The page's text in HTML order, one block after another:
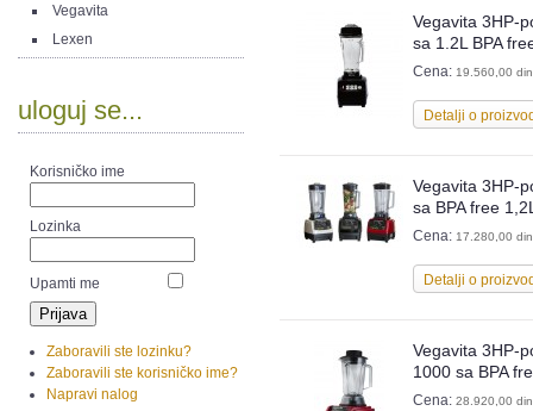
Vegavita
Lexen
uloguj se...
Korisničko ime
Lozinka
Upamti me
Zaboravili ste lozinku?
Zaboravili ste korisničko ime?
Napravi nalog
Vegavita 3HP-
sa 1.2L BPA
Cena: 19.560,00 din
Detalji o
Vegavita 3HP-
sa BPA free
Cena: 17.280,00 din
Detalji o
Vegavita 3HP-
1000 sa BPA
Cena: 28.920,00 din